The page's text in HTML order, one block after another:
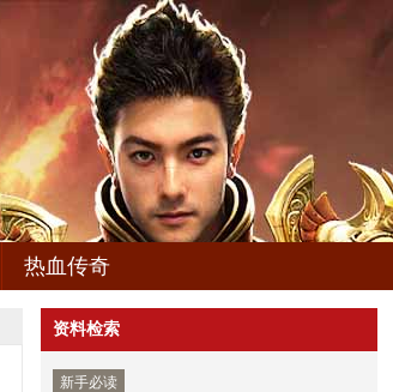
热血传奇
资料检索
新手必读